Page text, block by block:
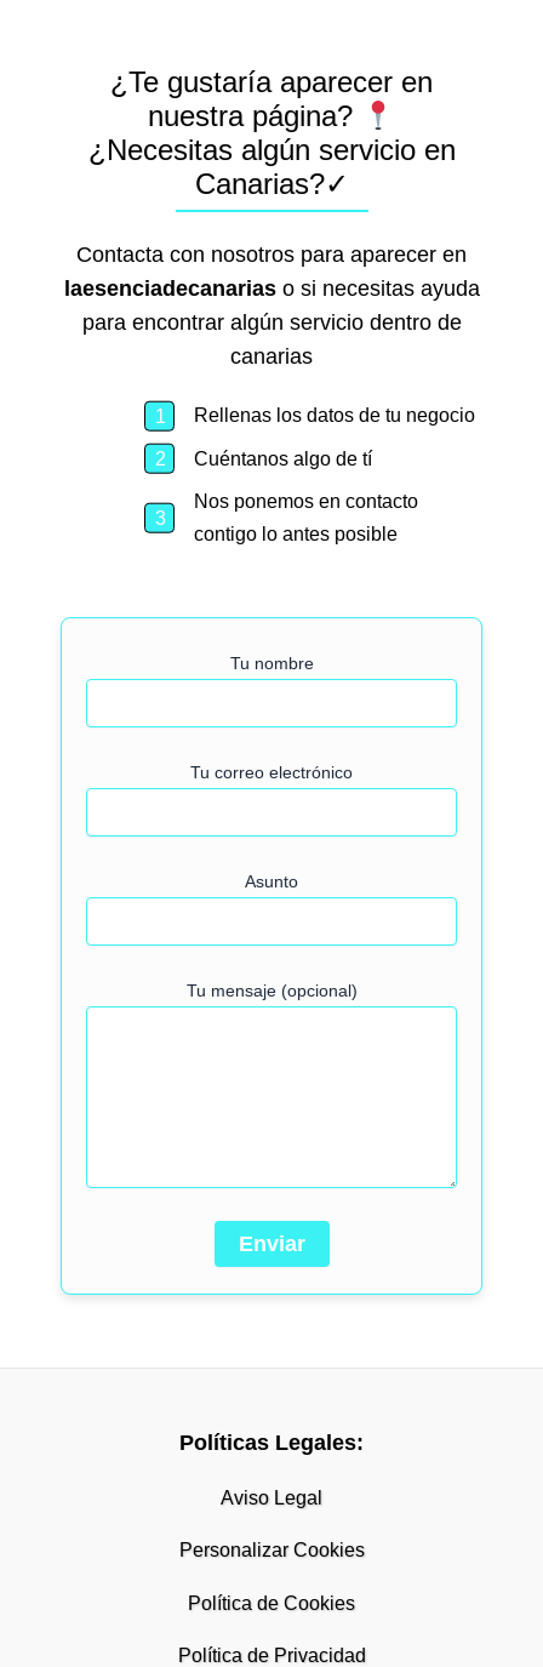
¿Te gustaría aparecer en
nuestra página?
¿Necesitas algún servicio en
Canarias?✓
Contacta con nosotros para aparecer en
laesenciadecanariaso si necesitas ayuda
para encontrar algún servicio dentro de
canarias
Rellenas los datos de tu negocio
Cuéntanos algo de tí
Nos ponemos en contacto
contigo lo antes posible
Tu nombre
Tu correo electrónico
Asunto
Tu mensaje (opcional)
Políticas Legales:
Aviso Legal
Personalizar Cookies
Política de Cookies
Política de Privacidad